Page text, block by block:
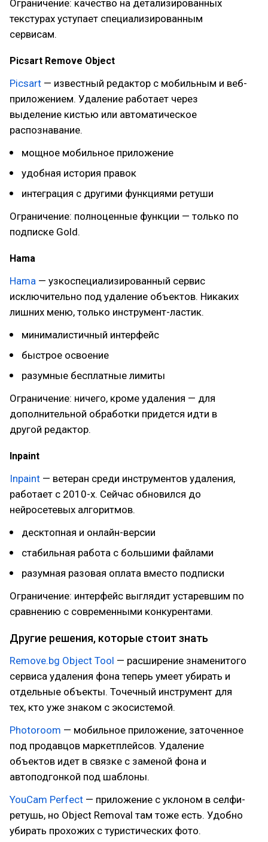
Ограничение: качество на детализированных
текстурах уступает специализированным
сервисам.
Picsart Remove Object
Picsart — известный редактор с мобильным и веб-
приложением. Удаление работает через
выделение кистью или автоматическое
распознавание.
мощное мобильное приложение
удобная история правок
интеграция с другими функциями ретуши
Ограничение: полноценные функции — только по
подписке Gold.
Hama
Hama — узкоспециализированный сервис
исключительно под удаление объектов. Никаких
лишних меню, только инструмент-ластик.
минималистичный интерфейс
быстрое освоение
разумные бесплатные лимиты
Ограничение: ничего, кроме удаления — для
дополнительной обработки придется идти в
другой редактор.
Inpaint
Inpaint — ветеран среди инструментов удаления,
работает с 2010-х. Сейчас обновился до
нейросетевых алгоритмов.
десктопная и онлайн-версии
стабильная работа с большими файлами
разумная разовая оплата вместо подписки
Ограничение: интерфейс выглядит устаревшим по
сравнению с современными конкурентами.
Другие решения, которые стоит знать
Remove.bg Object Tool — расширение знаменитого
сервиса удаления фона теперь умеет убирать и
отдельные объекты. Точечный инструмент для
тех, кто уже знаком с экосистемой.
Photoroom — мобильное приложение, заточенное
под продавцов маркетплейсов. Удаление
объектов идет в связке с заменой фона и
автоподгонкой под шаблоны.
YouCam Perfect — приложение с уклоном в селфи-
ретушь, но Object Removal там тоже есть. Удобно
убирать прохожих с туристических фото.